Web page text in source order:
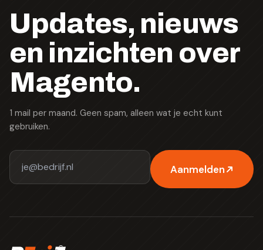
Updates, nieuws
en inzichten over
Magento.
1 mail per maand. Geen spam, alleen wat je echt kunt
gebruiken.
Aanmelden